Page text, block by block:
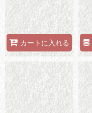
カートに入れる